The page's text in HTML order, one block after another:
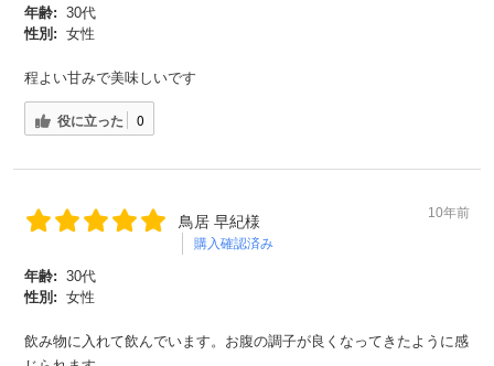
年齢: 30代
性別: 女性
程よい甘みで美味しいです
役に立った 0
鳥居 早紀様
購入確認済み
10年前
年齢: 30代
性別: 女性
飲み物に入れて飲んでいます。お腹の調子が良くなってきたように感
今すぐ使える
ご用意しました🎁
会員登録ありがとうございます！
＼ ご登録の感謝を込めて ／
新規会員様限定特典クーポン
300円OFF